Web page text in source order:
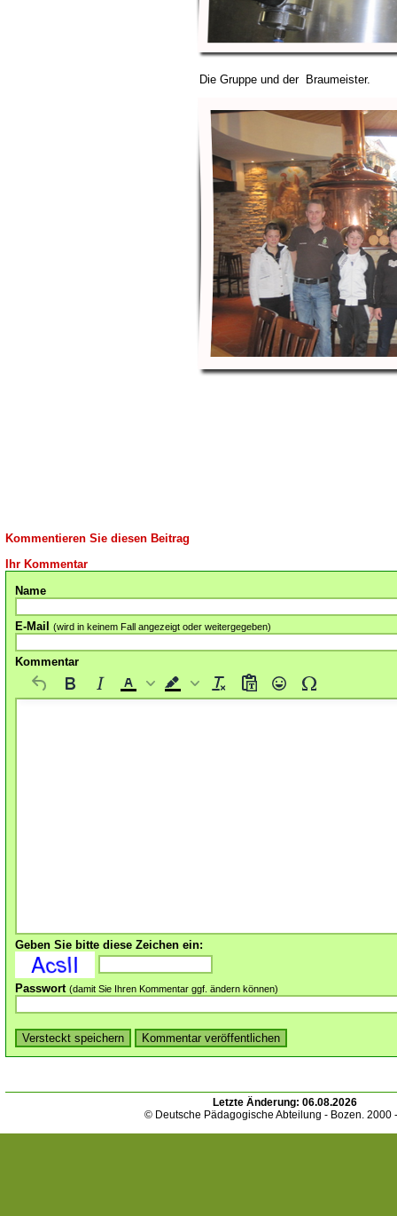
Die Gruppe und der Braumeister.
Kommentieren Sie diesen Beitrag
Ihr Kommentar
Name
E-Mail (wird in keinem Fall angezeigt oder weitergegeben)
Kommentar
Geben Sie bitte diese Zeichen ein:
Passwort (damit Sie Ihren Kommentar ggf. ändern können)
Letzte Änderung: 06.08.2026
© Deutsche Pädagogische Abteilung - Bozen. 2000